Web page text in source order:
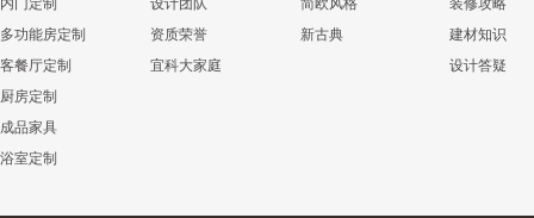
内门定制
多功能房定制
客餐厅定制
厨房定制
成品家具
浴室定制
设计团队
资质荣誉
宜科大家庭
简欧风格
新古典
装修攻略
建材知识
设计答疑